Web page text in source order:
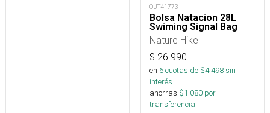
OUT41773
Bolsa Natacion 28L
Swiming Signal Bag
Nature Hike
$ 26.990
en 6cuotas de $4.498sin
interés
ahorras $1.080 por
transferencia.